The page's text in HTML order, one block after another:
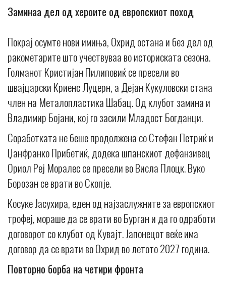
Заминаа дел од хероите од европскиот поход
Покрај осумте нови имиња, Охрид остана и без дел од
ракометарите што учествуваа во историската сезона.
Голманот Кристијан Пилиповиќ се пресели во
швајцарски Криенс Луцерн, а Дејан Кукуловски стана
член на Металопластика Шабац. Од клубот замина и
Владимир Бојани, кој го засили Младост Богданци.
Соработката не беше продолжена со Стефан Петриќ и
Џанфранко Прибетиќ, додека шпанскиот дефанзивец
Ориол Реј Моралес се пресели во Висла Плоцк. Вуко
Борозан се врати во Скопје.
Косуке Јасухира, еден од најзаслужните за европскиот
трофеј, мораше да се врати во Бурган и да го одработи
договорот со клубот од Кувајт. Јапонецот веќе има
договор да се врати во Охрид во летото 2027 година.
Повторно борба на четири фронта